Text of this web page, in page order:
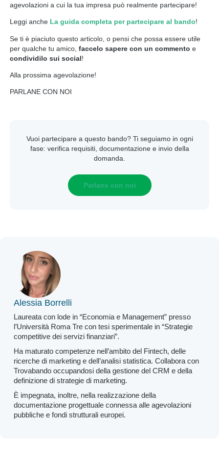
agevolazioni a cui la tua impresa può realmente partecipare!
Leggi anche La guida completa per partecipare al bando!
Se ti è piaciuto questo articolo, o pensi che possa essere utile
per qualche tu amico, faccelo sapere con un commento e
condividilo sui social!
Alla prossima agevolazione!
PARLANE CON NOI
Vuoi partecipare a questo bando? Ti seguiamo in ogni
fase: verifica requisiti, documentazione e invio della
domanda.
Parlane con noi
Alessia Borrelli
Laureata con lode in “Economia e Management” presso
l’Università Roma Tre con tesi sperimentale in “Strategie
competitive dei servizi finanziari”.
Ha maturato competenze nell’ambito del Fintech, delle
ricerche di marketing e dell’analisi statistica. Collabora con
Trovabando occupandosi della gestione del CRM e della
definizione di strategie di marketing.
È impegnata, inoltre, nella realizzazione della
documentazione progettuale connessa alle agevolazioni
pubbliche e fondi strutturali europei.